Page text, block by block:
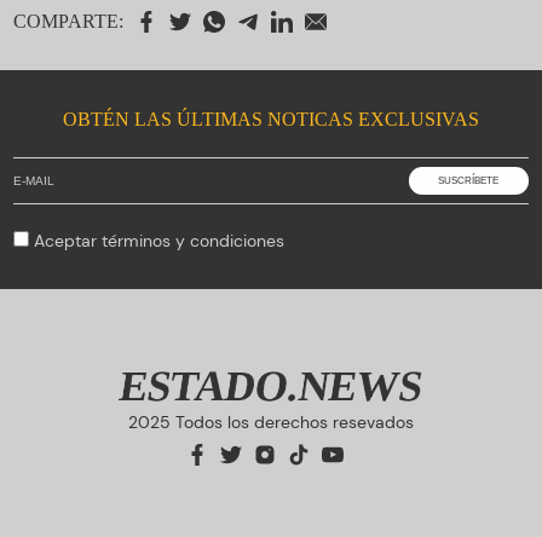
COMPARTE:
OBTÉN LAS ÚLTIMAS NOTICAS EXCLUSIVAS
Aceptartérminos y condiciones
ESTADO.NEWS
2025 Todos los derechos resevados